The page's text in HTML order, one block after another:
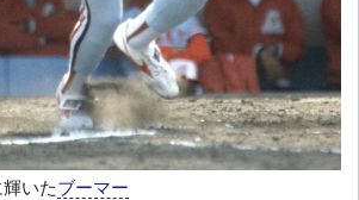
いたブーマー